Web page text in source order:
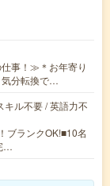
事！≫＊お年寄り
気分転換で…
キル不要 / 英語力不
ブランクOK!■10名
…